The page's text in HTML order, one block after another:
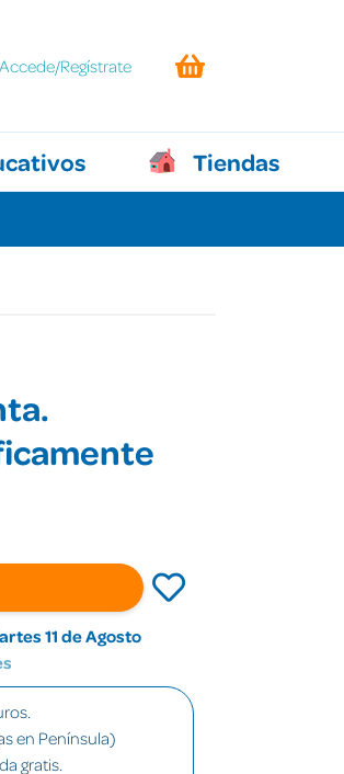
Accede/Regístrate
Tiendas
11 de Agosto
en Península)
gratis.